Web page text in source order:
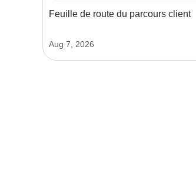
Feuille de route du parcours client
Aug 7, 2026